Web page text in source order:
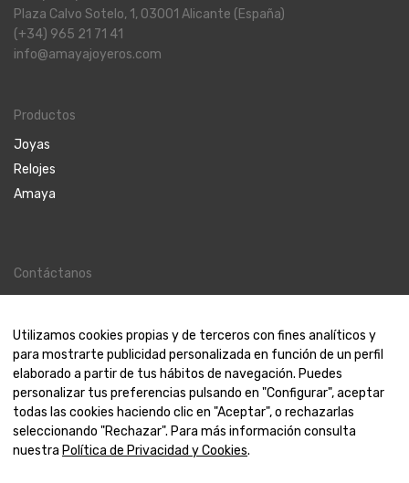
Plaza Calvo Sotelo, 1, 03001 Alicante (España)
(+34) 965 21 71 41
info@amayajoyeros.com
Productos
Joyas
Relojes
Amaya
Contáctanos
Nosotros
© 2000-2024 Amaya Joyeros
Utilizamos cookies propias y de terceros con fines analíticos y
para mostrarte publicidad personalizada en función de un perfil
elaborado a partir de tus hábitos de navegación. Puedes
personalizar tus preferencias pulsando en "Configurar", aceptar
todas las cookies haciendo clic en "Aceptar", o rechazarlas
seleccionando "Rechazar". Para más información consulta
nuestra Política de Privacidad y Cookies.